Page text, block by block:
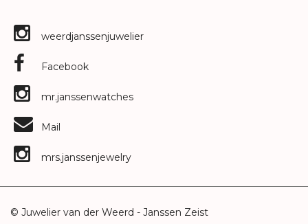
weerdjanssenjuwelier
Facebook
mr.janssenwatches
Mail
mrs.janssenjewelry
© Juwelier van der Weerd - Janssen Zeist